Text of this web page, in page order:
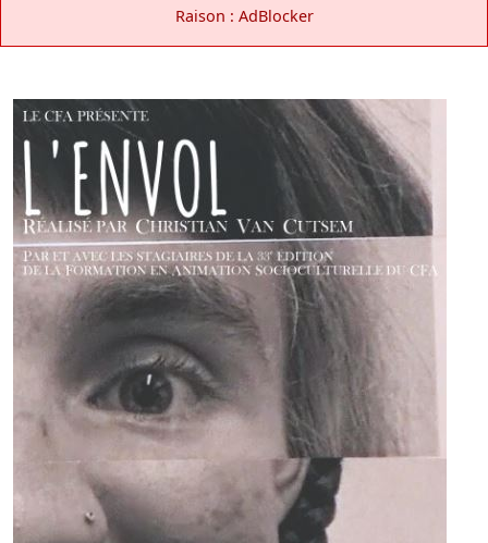
Raison : AdBlocker